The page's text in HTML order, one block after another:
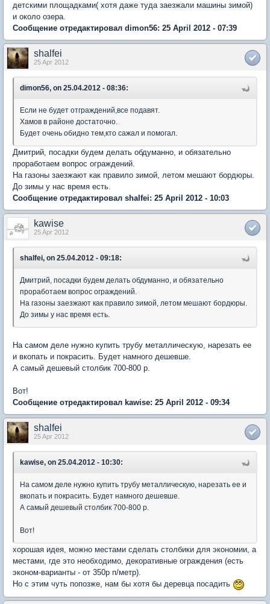
детскими площадками( хотя даже туда заезжали машины зимой)
и около озера.
Сообщение отредактировал dimon56: 25 April 2012 - 07:39
shalfei
25 Apr 2012
dimon56, on 25.04.2012 - 08:36:
Если не будет отграждений,все подавят.
Хамов в районе достаточно.
Будет очень обидно тем,кто сажал и помогал.
Дмитрий, посадки будем делать обдуманно, и обязательно
проработаем вопрос ограждений.
На газоны заезжают как правило зимой, летом мешают бордюры.
До зимы у нас время есть.
Сообщение отредактировал shalfei: 25 April 2012 - 10:03
kawise
25 Apr 2012
shalfei, on 25.04.2012 - 09:18:
Дмитрий, посадки будем делать обдуманно, и обязательно
проработаем вопрос ограждений.
На газоны заезжают как правило зимой, летом мешают бордюры.
До зимы у нас время есть.
На самом деле нужно купить трубу металлическую, нарезать ее
и вкопать и покрасить. Будет намного дешевше.
А самый дешевый столбик 700-800 р.
Вот!
Сообщение отредактировал kawise: 25 April 2012 - 09:34
shalfei
25 Apr 2012
kawise, on 25.04.2012 - 10:30:
На самом деле нужно купить трубу металлическую, нарезать ее и
вкопать и покрасить. Будет намного дешевше.
А самый дешевый столбик 700-800 р.
Вот!
хорошая идея, можно местами сделать столбики для экономии, а
местами, где это необходимо, декоративные ограждения (есть
эконом-варианты - от 350р п/метр).
Но с этим чуть попозже, нам бы хотя бы деревца посадить